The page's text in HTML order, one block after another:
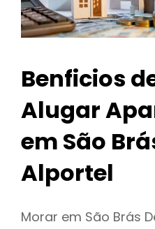
Benficios
Alugar
em São
Alportel
Morar em São Brás